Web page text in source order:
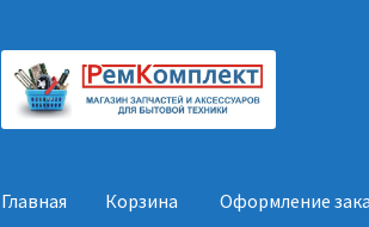
Перейти
навигации
Перейти
содержимому
Главная Корзина Оформление